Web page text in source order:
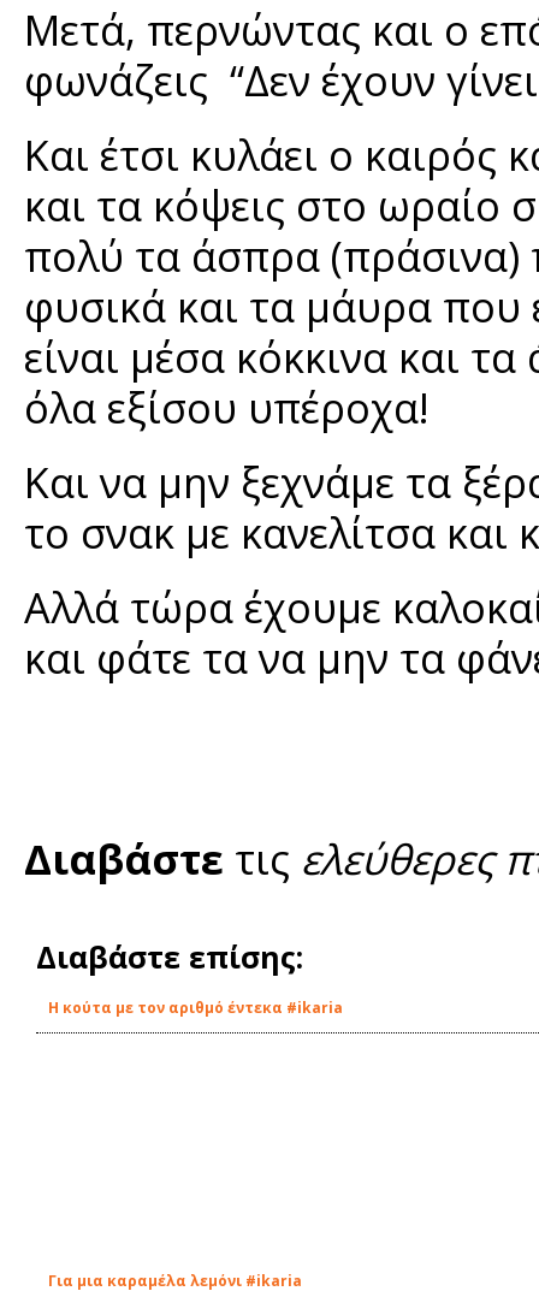
Μετά, περνώντας και ο
φωνάζεις “Δεν έχουν
Και έτσι κυλάει ο καιρός
και τα κόψεις στο ωραίο
πολύ τα άσπρα (πράσινα)
φυσικά και τα μάυρα που
είναι μέσα κόκκινα και
όλα εξίσου υπέροχα!
Και να μην ξεχνάμε τα
το σνακ με κανελίτσα και
Αλλά τώρα έχουμε
και φάτε τα να μην τα
Διαβάστε τις ελεύθερες
Διαβάστε επίσης:
Η κούτα με τον αριθμό έντεκα #ikaria
Για μια καραμέλα λεμόνι #ikaria